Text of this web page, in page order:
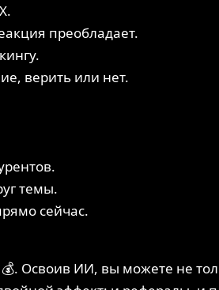
преобладает.
верить или нет.
темы.
сейчас.
Освоив ИИ, вы можете не